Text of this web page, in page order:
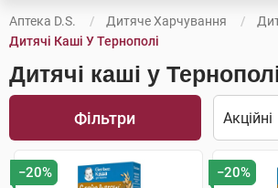
Аптека D.S. Дитяче Харчування
Дитячі Каші У Тернополі
Дитячі каші у
Фільтри
−20% −20%